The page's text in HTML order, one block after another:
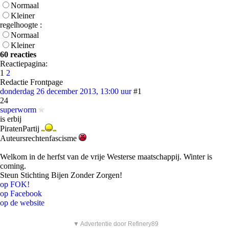
Normaal
Kleiner
regelhoogte :
Normaal
Kleiner
60 reacties
Reactiepagina:
1 2
Redactie Frontpage
donderdag 26 december 2013, 13:00 uur #1
24
superworm
is erbij
PiratenPartij
Auteursrechtenfascisme
Welkom in de herfst van de vrije Westerse maatschappij. Winter is
coming.
Steun Stichting Bijen Zonder Zorgen!
op FOK!
op Facebook
op de website
▼ Advertentie door Refinery89